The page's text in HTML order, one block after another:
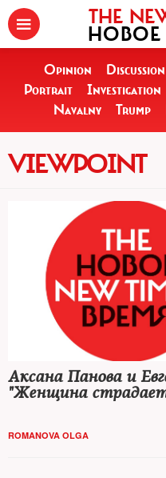
THE
НОВОЕ
Opinion Discussion
Portrait
Investigation
Navalny
Trump
VIEWPOINT
Аксана Панова и
"Женщина страдает
ROMANOVA OLGA